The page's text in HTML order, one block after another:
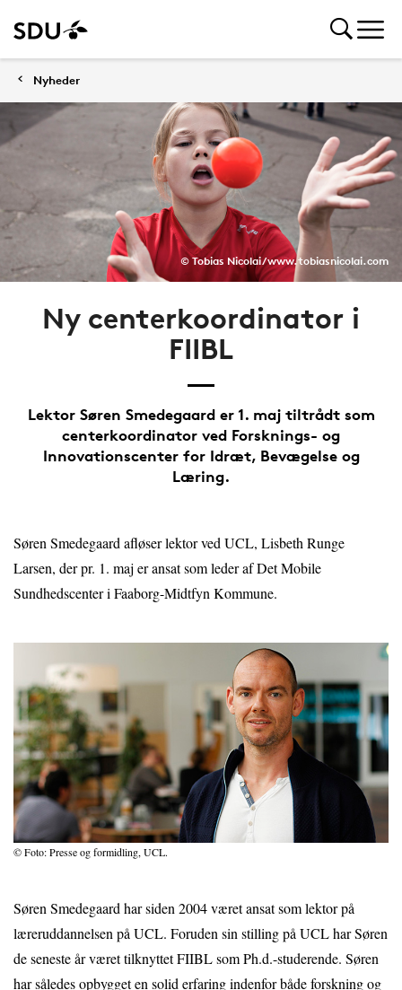
Nyheder
© Tobias Nicolai / www.tobiasnicolai.com
Ny centerkoordinator i
FIIBL
Lektor Søren Smedegaard er 1. maj tiltrådt som
centerkoordinator ved Forsknings- og
Innovationscenter for Idræt, Bevægelse og
Læring.
Søren Smedegaard afløser lektor ved UCL, Lisbeth Runge
Larsen, der pr. 1. maj er ansat som leder af Det Mobile
Sundhedscenter i Faaborg-Midtfyn Kommune.
© Foto: Presse og formidling, UCL.
Søren Smedegaard har siden 2004 været ansat som lektor på
læreruddannelsen på UCL. Foruden sin stilling på UCL har Søren
de seneste år været tilknyttet FIIBL som Ph.d.-studerende. Søren
har således opbygget en solid erfaring indenfor både forskning og